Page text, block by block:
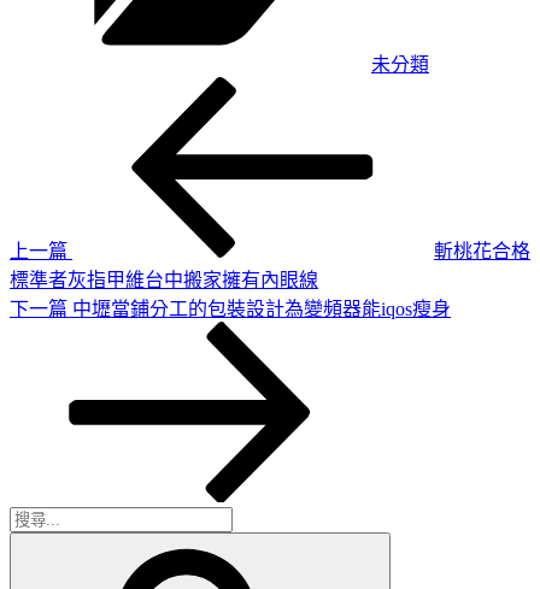
未分類
上一篇
斬桃花合格
標準者灰指甲維台中搬家擁有內眼線
下
下一篇 中壢當鋪分工的包裝設計為變頻器能iqos瘦身
搜